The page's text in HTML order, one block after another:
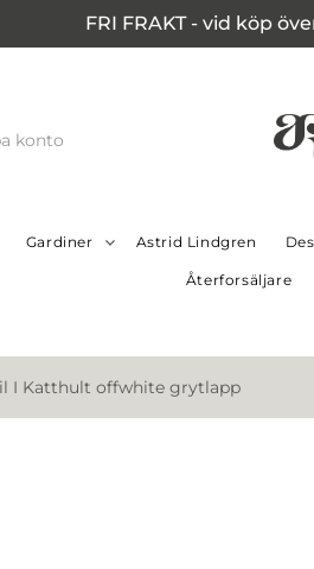
FRI FRAKT - vid köp
konto
Gardiner Astrid Lindgren
Återforsäljare
I Katthult offwhite grytlapp